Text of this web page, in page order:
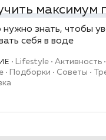
максимум
нужно знать, чтобы
себя в воде
Lifestyle Активность
Подборки Советы